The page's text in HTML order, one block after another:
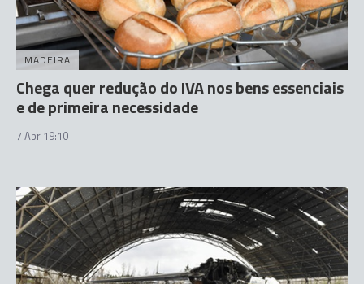
MADEIRA
Chega quer redução do IVA nos bens essenciais
e de primeira necessidade
7 Abr 19:10